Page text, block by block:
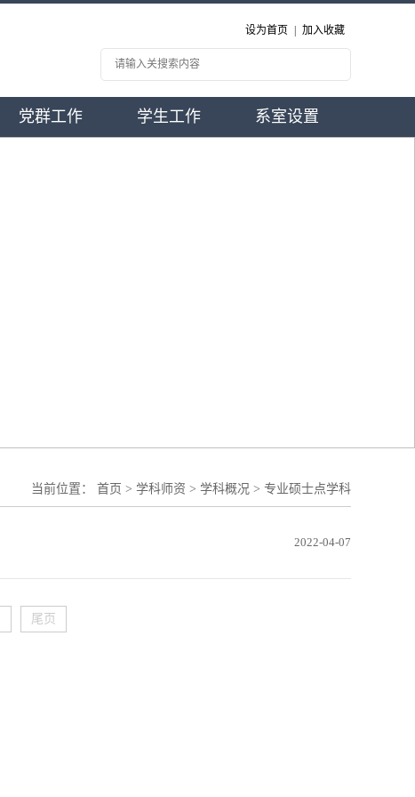
设为首页 加入收藏
党群工作 学生工作 系室设置
当前位置： 首页 > 学科师资 > 学科概况 > 专业硕士点学科
2022-04-07
尾页